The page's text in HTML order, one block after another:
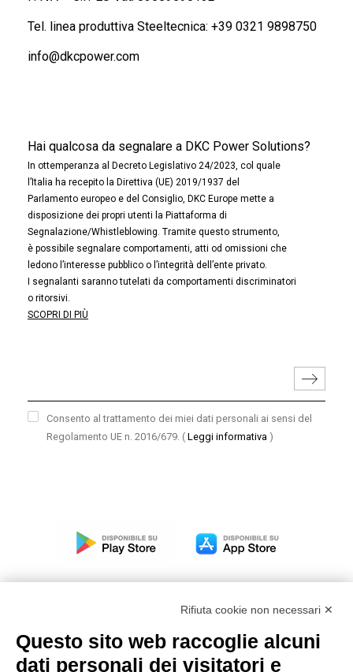
Tel. linea produttiva Steeltecnica: +39 0321 9898750
info@dkcpower.com
Hai qualcosa da segnalare a DKC Power Solutions?
In ottemperanza al Decreto Legislativo 24/2023, col quale
l’Italia ha recepito la Direttiva (UE) 2019/1937 del
Parlamento europeo e del Consiglio, DKC Europe mette a
disposizione dei propri utenti la Piattaforma di
Segnalazione/Whistleblowing. Tramite questo strumento,
è possibile segnalare comportamenti, atti od omissioni che
ledono l’interesse pubblico o l’integrità dell’ente privato.
I segnalanti saranno tutelati da comportamenti discriminatori
o ritorsivi.
SCOPRI DI PIÙ
Consento al trattamento dei miei dati personali ai sensi del
Regolamento UE n. 2016/679. ( Leggi informativa )
Modello organizzativo, gestione e controllo – D. lgs.
231/2001
Rifiuta cookie non necessari ✕
Questo sito web raccoglie alcuni
dati personali dei visitatori e